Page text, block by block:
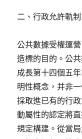
二、行政允許軌
公共數據受權運
造標的目的。公
成長第十四個五
明性概念，并非
採取進已有的行
動屬性的認定將
規定構建。從當